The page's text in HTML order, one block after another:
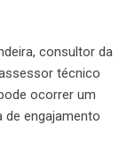
consultor da
técnico
ocorrer um
de engajamento